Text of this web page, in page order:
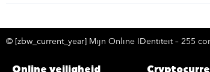
© [zbw_current_year] Mijn Online IDentiteit – 255
Online veiligheid